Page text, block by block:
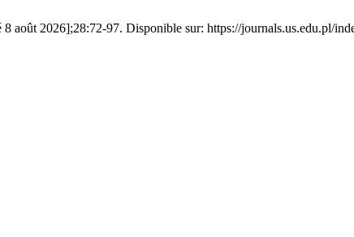
août 2026];28:72-97. Disponible sur: https://journals.us.edu.pl/